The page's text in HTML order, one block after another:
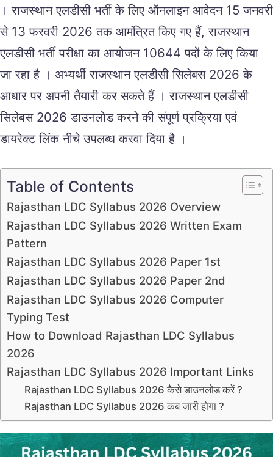
। राजस्थान एलडीसी भर्ती के लिए ऑनलाइन आवेदन 15 जनवरी
से 13 फरवरी 2026 तक आमंत्रित किए गए हैं, राजस्थान
एलडीसी भर्ती परीक्षा का आयोजन 10644 पदों के लिए किया
जा रहा है । अभ्यर्थी राजस्थान एलडीसी सिलेबस 2026 के
आधार पर अपनी तैयारी कर सकते हैं । राजस्थान एलडीसी
सिलेबस 2026 डाउनलोड करने की संपूर्ण प्रक्रिया एवं
डायरेक्ट लिंक नीचे उपलब्ध करवा दिया है ।
Table of Contents
Rajasthan LDC Syllabus 2026 Overview
Rajasthan LDC Syllabus 2026 Written Exam
Pattern
Rajasthan LDC Syllabus 2026 Paper 1st
Rajasthan LDC Syllabus 2026 Paper 2nd
Rajasthan LDC Syllabus 2026 Computer
Typing Test
How to Download Rajasthan LDC Syllabus
2026
Rajasthan LDC Syllabus 2026 Important Links
Rajasthan LDC Syllabus 2026 कैसे डाउनलोड करें ?
Rajasthan LDC Syllabus 2026 कब जारी होगा ?